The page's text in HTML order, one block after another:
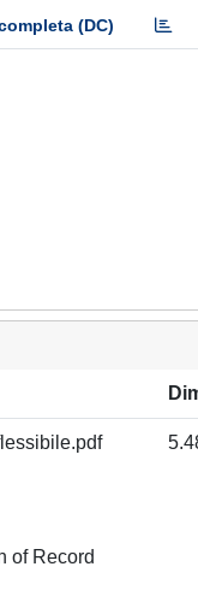
(DC)
of Record